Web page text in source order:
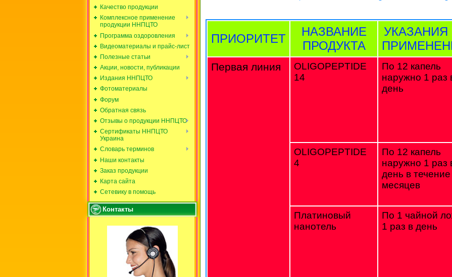
Качество продукции
Комплексное применение
продукции ННПЦТО
Программа оздоровления
Видеоматериалы и прайс-лист
Полезные статьи
Акции, новости, публикации
Издания ННПЦТО
Фотоматериалы
Форум
Обратная связь
Отзывы о продукции ННПЦТО
Сертификаты ННПЦТО
Украина
Словарь терминов
Наши контакты
Заказ продукции
Карта сайта
Сетевику в помощь
Контакты
ПРИОРИТЕТ
НАЗВАНИЕ
ПРОДУКТА
УКАЗАНИЯ
Первая линия
OLIGOPEPTIDE
14
По 12 капель
наружно 1 раз
день
OLIGOPEPTIDE
4
По 12 капель
наружно 1 раз
день в течение
месяцев
Платиновый
нанотель
По 1 чайной
1 раз в день